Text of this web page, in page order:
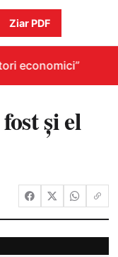
Ziar PDF
economici”
și el